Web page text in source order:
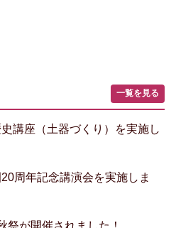
一覧を見る
講座（土器づくり）を実施し
20周年記念講演会を実施しま
祭が開催されました！